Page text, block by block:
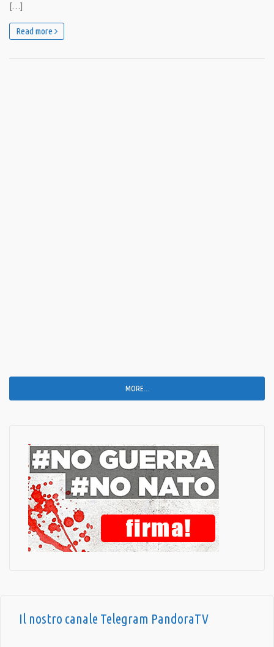
[…]
Read more
MORE...
Il nostro canale Telegram PandoraTV